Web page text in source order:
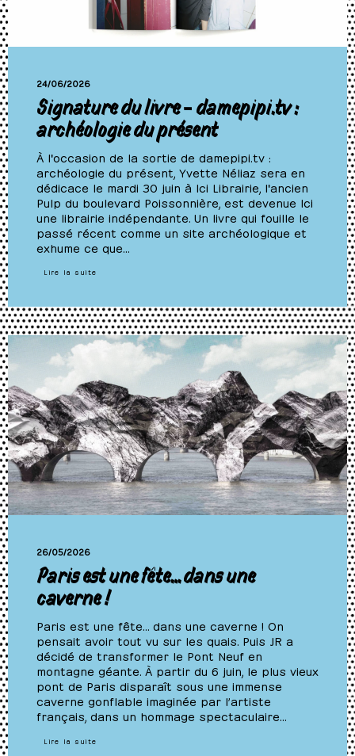
24/06/2026
Signature du livre – damepipi.tv :
archéologie du présent
À l'occasion de la sortie de damepipi.tv :
archéologie du présent, Yvette Néliaz sera en
dédicace le mardi 30 juin à Ici Librairie, l'ancien
Pulp du boulevard Poissonnière, est devenue Ici
une librairie indépendante. Un livre qui fouille le
passé récent comme un site archéologique et
exhume ce que…
Lire la suite
26/05/2026
Paris est une fête… dans une
caverne !
Paris est une fête… dans une caverne ! On
pensait avoir tout vu sur les quais. Puis JR a
décidé de transformer le Pont Neuf en
montagne géante. À partir du 6 juin, le plus vieux
pont de Paris disparaît sous une immense
caverne gonflable imaginée par l’artiste
français, dans un hommage spectaculaire…
Lire la suite